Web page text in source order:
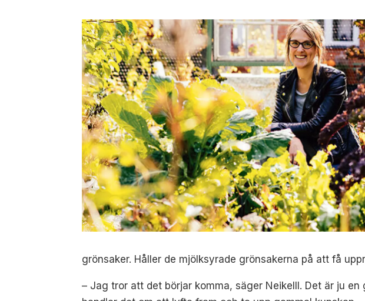
grönsaker. Håller de mjölksyrade grönsakerna på att få
– Jag tror att det börjar komma, säger Neikelll. Det är ju